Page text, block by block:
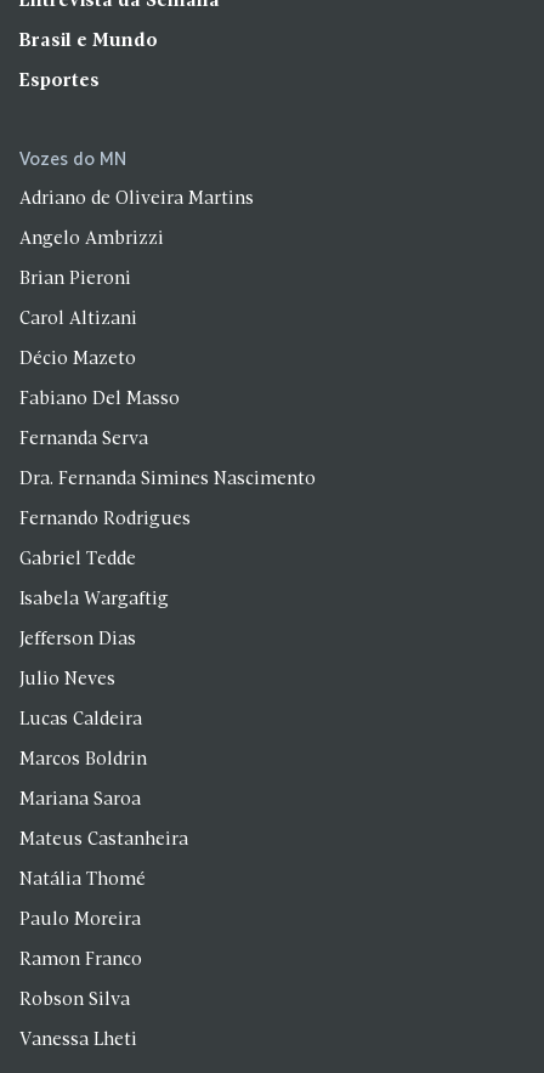
Brasil e Mundo
Esportes
Vozes do MN
Adriano de Oliveira Martins
Angelo Ambrizzi
Brian Pieroni
Carol Altizani
Décio Mazeto
Fabiano Del Masso
Fernanda Serva
Dra. Fernanda Simines Nascimento
Fernando Rodrigues
Gabriel Tedde
Isabela Wargaftig
Jefferson Dias
Julio Neves
Lucas Caldeira
Marcos Boldrin
Mariana Saroa
Mateus Castanheira
Natália Thomé
Paulo Moreira
Ramon Franco
Robson Silva
Vanessa Lheti